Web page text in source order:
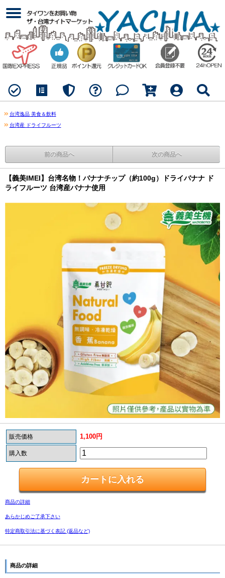
台湾逸品 美食＆飲料
台湾産 ドライフルーツ
前の商品へ 次の商品へ
【義美IMEI】台湾名物！バナナチップ（約100g）ドライバナナ ド
ライフルーツ 台湾産バナナ使用
販売価格 1,100円
購入数
商品の詳細
あらかじめご了承下さい
特定商取引法に基づく表記 (返品など)
商品の詳細